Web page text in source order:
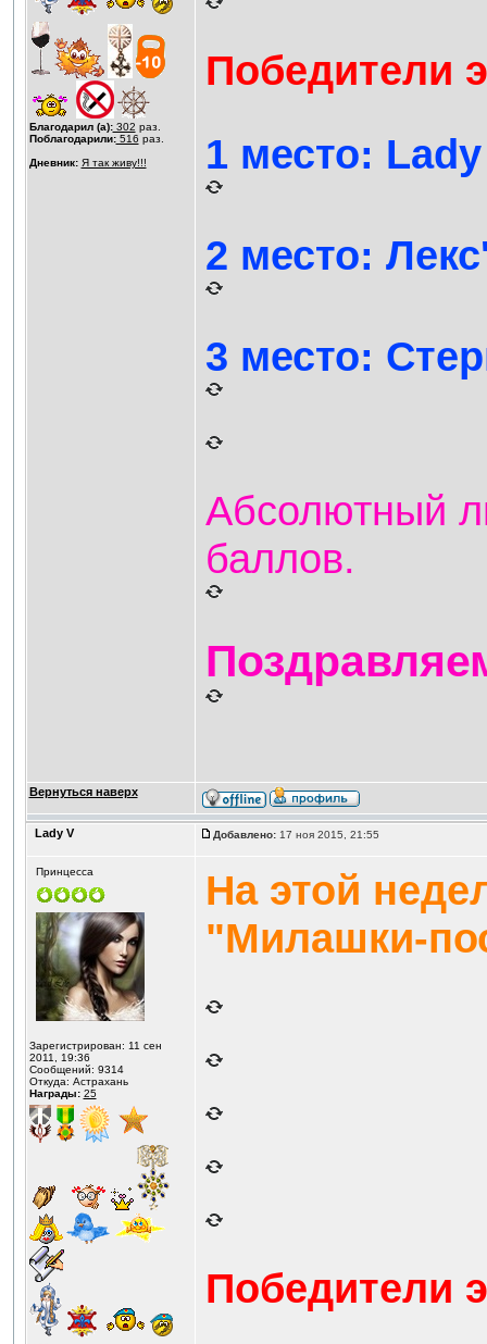
Благодарил (а):302 раз.
Поблагодарили:516 раз.
Дневник: Я так живу!!!
Победители
1 место:
2 место:
3 место:
Абсолютный
баллов.
Вернуться наверх
Lady V Добавлено:17 ноя 2015, 21:55
Принцесса
Зарегистрирован: 11 сен
2011, 19:36
Сообщений: 9314
Откуда: Астрахань
Награды: 25
На этой
"Милашки-
Победители